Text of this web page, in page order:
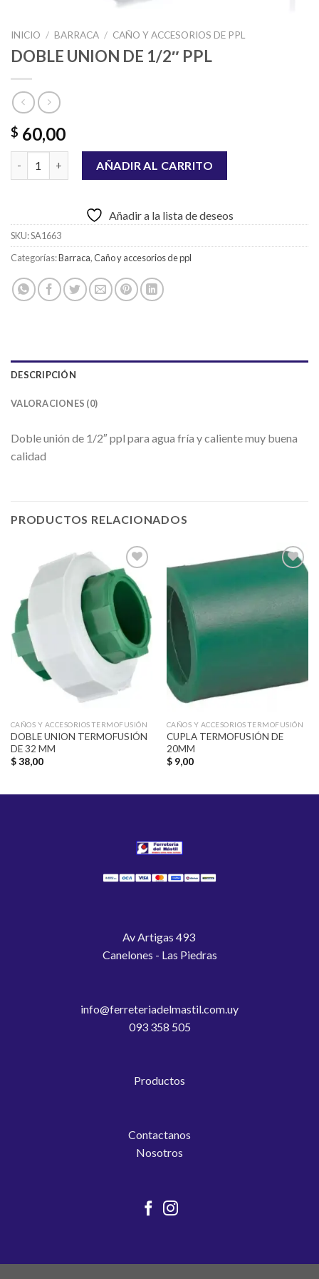
INICIO / BARRACA / CAÑO Y ACCESORIOS DE PPL
DOBLE UNION DE 1/2″ PPL
$ 60,00
DOBLE UNION DE 1/2" PPL cantidad
AÑADIR AL CARRITO
Añadir a la lista de deseos
SKU:SA1663
Categorías:Barraca,Caño y accesorios de ppl
DESCRIPCIÓN
VALORACIONES (0)
Doble unión de 1/2″ ppl para agua fría y caliente muy buena
calidad
PRODUCTOS RELACIONADOS
Añadir
lista de
deseos
CAÑOS Y ACCESORIOS TERMOFUSIÓN
DOBLE UNION TERMOFUSIÓN
DE 32 MM
$38,00
a la
lista de
CAÑOS Y ACCESORIOS TERMOFUSIÓN
CUPLA TERMOFUSIÓN DE
20MM
$9,00
Av Artigas 493
Canelones - Las Piedras
info@ferreteriadelmastil.com.uy
093 358 505
Productos
Contactanos
Nosotros